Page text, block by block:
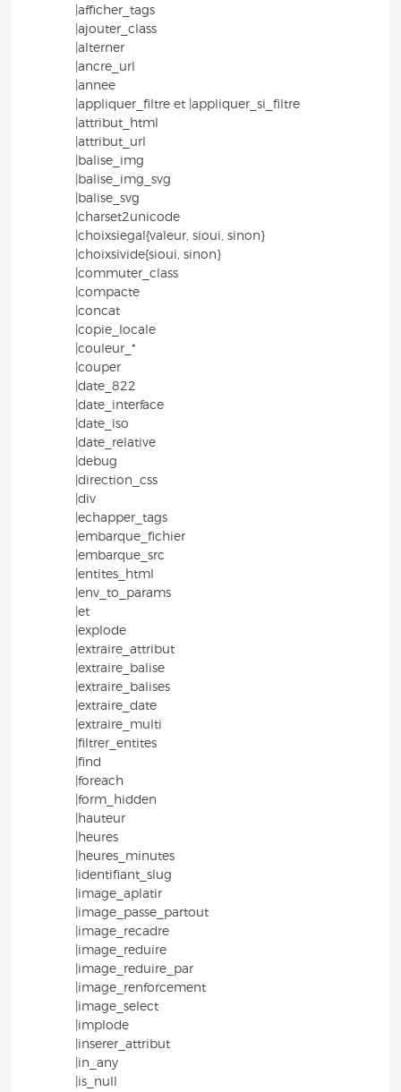
|afficher_tags
|ajouter_class
|alterner
|ancre_url
|annee
|appliquer_filtre et |appliquer_si_filtre
|attribut_html
|attribut_url
|balise_img
|balise_img_svg
|balise_svg
|charset2unicode
|choixsiegal{valeur, sioui, sinon}
|choixsivide{sioui, sinon}
|commuter_class
|compacte
|concat
|copie_locale
|couleur_*
|couper
|date_822
|date_interface
|date_iso
|date_relative
|debug
|direction_css
|div
|echapper_tags
|embarque_fichier
|embarque_src
|entites_html
|env_to_params
|et
|explode
|extraire_attribut
|extraire_balise
|extraire_balises
|extraire_date
|extraire_multi
|filtrer_entites
|find
|foreach
|form_hidden
|hauteur
|heures
|heures_minutes
|identifiant_slug
|image_aplatir
|image_passe_partout
|image_recadre
|image_reduire
|image_reduire_par
|image_renforcement
|image_select
|implode
|inserer_attribut
|in_any
|is_null